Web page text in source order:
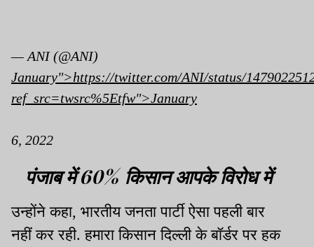
— ANI (@ANI)
January">https://twitter.com/ANI/status/
ref_src=twsrc%5Etfw">January
6, 2022
पंजाब में 60% किसान आपके विरोध में
उन्होंने कहा, भारतीय जनता पार्टी ऐसा पहली बार
नहीं कर रही. हमारा किसान दिल्ली के बॉर्डर पर हक